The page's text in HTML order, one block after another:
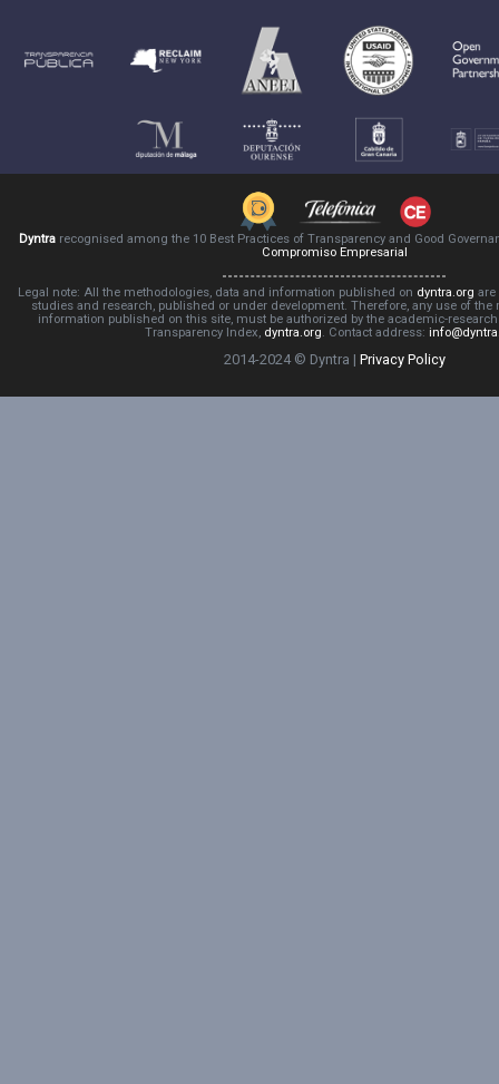
Dyntra recognised among the 10 Best Practices of Transparency and Good
Compromiso Empresarial
Legal note: All the methodologies, data and information published on dyntra.org are
studies and research, published or under development. Therefore, any use of the
information published on this site, must be authorized by the academic-
Transparency Index, dyntra.org. Contact address:
2014-2024 © Dyntra | Privacy Policy